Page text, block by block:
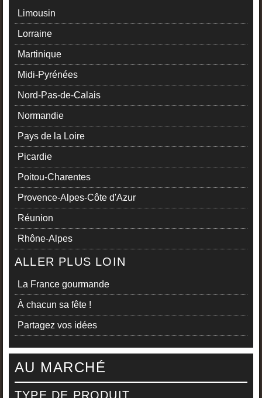
Limousin
Lorraine
Martinique
Midi-Pyrénées
Nord-Pas-de-Calais
Normandie
Pays de la Loire
Picardie
Poitou-Charentes
Provence-Alpes-Côte d'Azur
Réunion
Rhône-Alpes
ALLER PLUS LOIN
La France gourmande
À chacun sa fête !
Partagez vos idées
AU MARCHÉ
TYPE DE PRODUIT